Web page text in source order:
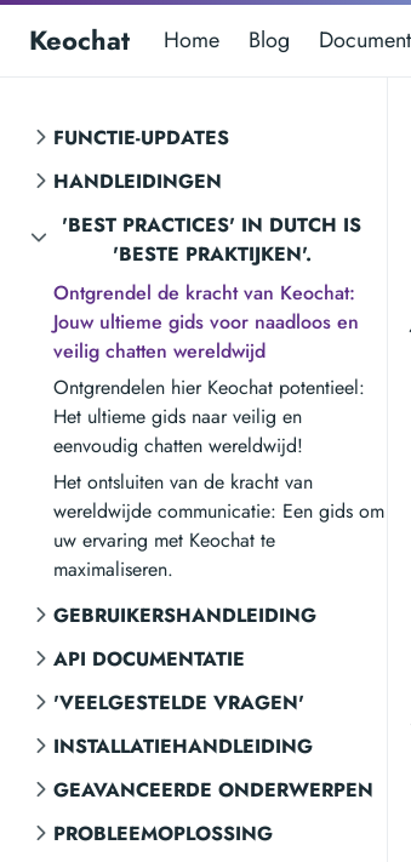
Keochat Home Blog
FUNCTIE-UPDATES
HANDLEIDINGEN
'BEST PRACTICES' IN DUTCH IS
'BESTE PRAKTIJKEN'.
Ontgrendel de kracht van Keochat:
Jouw ultieme gids voor naadloos en
veilig chatten wereldwijd
Ontgrendelen hier Keochat potentieel:
Het ultieme gids naar veilig en
eenvoudig chatten wereldwijd!
Het ontsluiten van de kracht van
wereldwijde communicatie: Een gids om
uw ervaring met Keochat te
maximaliseren.
GEBRUIKERSHANDLEIDING
API DOCUMENTATIE
'VEELGESTELDE VRAGEN'
INSTALLATIEHANDLEIDING
GEAVANCEERDE ONDERWERPEN
PROBLEEMOPLOSSING